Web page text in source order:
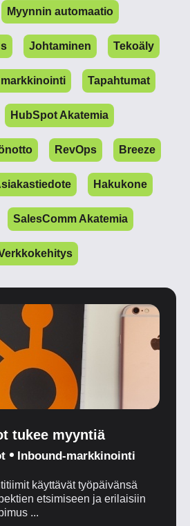
Myynnin automaatio
Johtaminen Tekoäly
Tapahtumat
HubSpot Akatemia
RevOps Breeze
Hakukone
SalesComm Akatemia
tukee myyntiä
Inbound-markkinointi
käyttävät työpäivänsä
etsimiseen ja erilaisiin
...